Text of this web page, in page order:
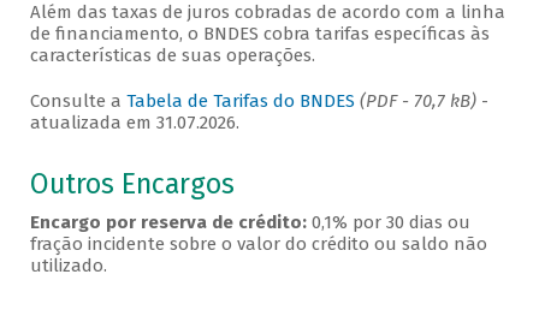
Além das taxas de juros cobradas de acordo com a linha
de financiamento, o BNDES cobra tarifas específicas às
características de suas operações.
Consulte a Tabela de Tarifas do BNDES (PDF - 70,7 kB)-
atualizada em 31.07.2026.
Outros Encargos
Encargo por reserva de crédito:0,1% por 30 dias ou
fração incidente sobre o valor do crédito ou saldo não
utilizado.